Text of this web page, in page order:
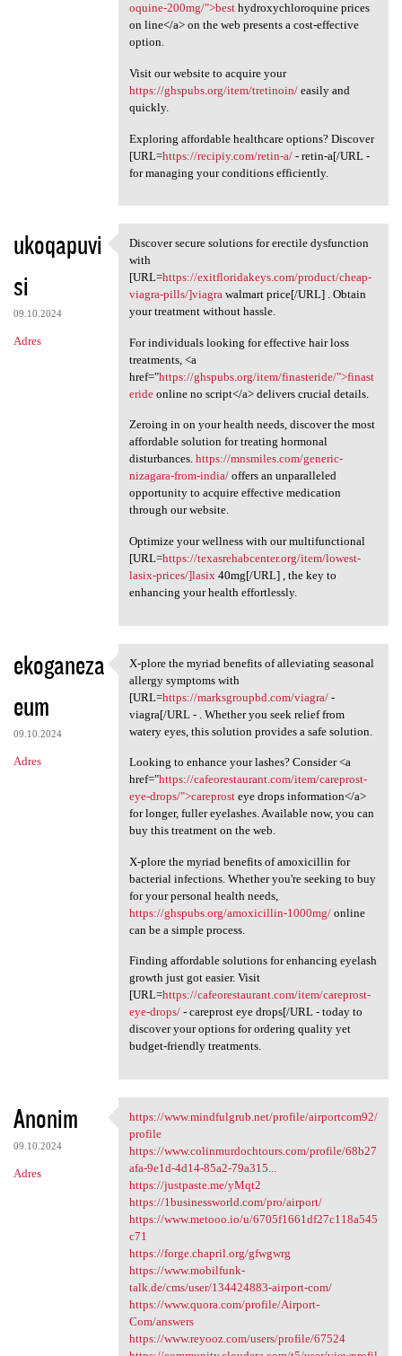
oquine-200mg/">besthydroxychloroquine prices
on line</a> on the web presents a cost-effective
option.
Visit our website to acquire your
https://ghspubs.org/item/tretinoin/easily and
quickly.
Exploring affordable healthcare options? Discover
[URL=https://recipiy.com/retin-a/- retin-a[/URL -
for managing your conditions efficiently.
ukoqapuvi
si
09.10.2024
Adres
Discover secure solutions for
Discover secure solutions for erectile dysfunction
with
[URL=https://exitfloridakeys.com/product/cheap-
viagra-pills/]viagrawalmart price[/URL] . Obtain
your treatment without hassle.
For individuals looking for effective hair loss
treatments, <a
href="https://ghspubs.org/item/finasteride/">finast
erideonline no script</a> delivers crucial details.
Zeroing in on your health needs, discover the most
affordable solution for treating hormonal
disturbances. https://mnsmiles.com/generic-
nizagara-from-india/offers an unparalleled
opportunity to acquire effective medication
through our website.
Optimize your wellness with our multifunctional
[URL=https://texasrehabcenter.org/item/lowest-
lasix-prices/]lasix 40mg[/URL] , the key to
enhancing your health effortlessly.
ekoganeza
eum
09.10.2024
Adres
X-plore the myriad benefits
X-plore the myriad benefits of alleviating seasonal
allergy symptoms with
[URL=https://marksgroupbd.com/viagra/-
viagra[/URL - . Whether you seek relief from
watery eyes, this solution provides a safe solution.
Looking to enhance your lashes? Consider <a
href="https://cafeorestaurant.com/item/careprost-
eye-drops/">careprosteye drops information</a>
for longer, fuller eyelashes. Available now, you can
buy this treatment on the web.
X-plore the myriad benefits of amoxicillin for
bacterial infections. Whether you're seeking to buy
for your personal health needs,
https://ghspubs.org/amoxicillin-1000mg/online
can be a simple process.
Finding affordable solutions for enhancing eyelash
growth just got easier. Visit
[URL=https://cafeorestaurant.com/item/careprost-
eye-drops/- careprost eye drops[/URL - today to
discover your options for ordering quality yet
budget-friendly treatments.
Anonim
09.10.2024
Adres
https://www.mindfulgrub.net
https://www.mindfulgrub.net/profile/airportcom92/
profile
https://www.colinmurdochtours.com/profile/68b27
afa-9e1d-4d14-85a2-79a315...
https://justpaste.me/yMqt2
https://1businessworld.com/pro/airport/
https://www.metooo.io/u/6705f1661df27c118a545
c71
https://forge.chapril.org/gfwgwrg
https://www.mobilfunk-
talk.de/cms/user/134424883-airport-com/
https://www.quora.com/profile/Airport-
Com/answers
https://www.reyooz.com/users/profile/67524